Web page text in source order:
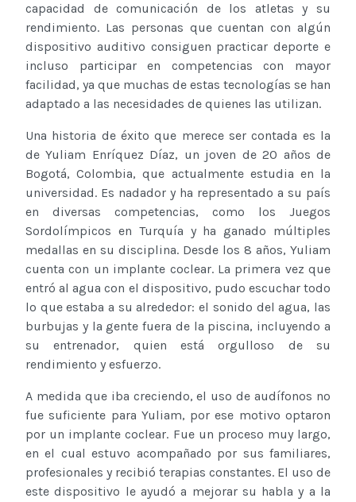
capacidad de comunicación de los atletas y su
rendimiento. Las personas que cuentan con algún
dispositivo auditivo consiguen practicar deporte e
incluso participar en competencias con mayor
facilidad, ya que muchas de estas tecnologías se han
adaptado a las necesidades de quienes las utilizan.
Una historia de éxito que merece ser contada es la
de Yuliam Enríquez Díaz, un joven de 20 años de
Bogotá, Colombia, que actualmente estudia en la
universidad. Es nadador y ha representado a su país
en diversas competencias, como los Juegos
Sordolímpicos en Turquía y ha ganado múltiples
medallas en su disciplina. Desde los 8 años, Yuliam
cuenta con un implante coclear. La primera vez que
entró al agua con el dispositivo, pudo escuchar todo
lo que estaba a su alrededor: el sonido del agua, las
burbujas y la gente fuera de la piscina, incluyendo a
su entrenador, quien está orgulloso de su
rendimiento y esfuerzo.
A medida que iba creciendo, el uso de audífonos no
fue suficiente para Yuliam, por ese motivo optaron
por un implante coclear. Fue un proceso muy largo,
en el cual estuvo acompañado por sus familiares,
profesionales y recibió terapias constantes. El uso de
este dispositivo le ayudó a mejorar su habla y a la